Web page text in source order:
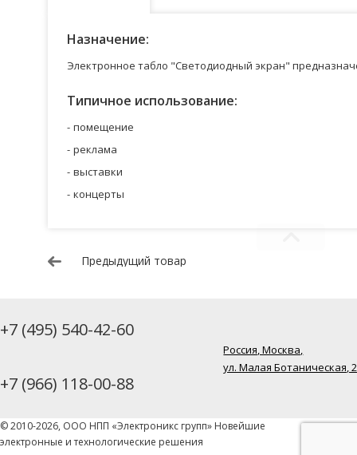
Назначение:
Электронное табло "Светодиодный экран"
Типичное использование:
помещение
реклама
выставки
концерты
Предыдущий товар
+7 (495) 540-42-60
+7 (966) 118-00-88
Россия, Москва,
ул. Малая Ботаническая,
© 2010-2026, ООО НПП «Электроникс групп» Новейшие
электронные и технологические решения